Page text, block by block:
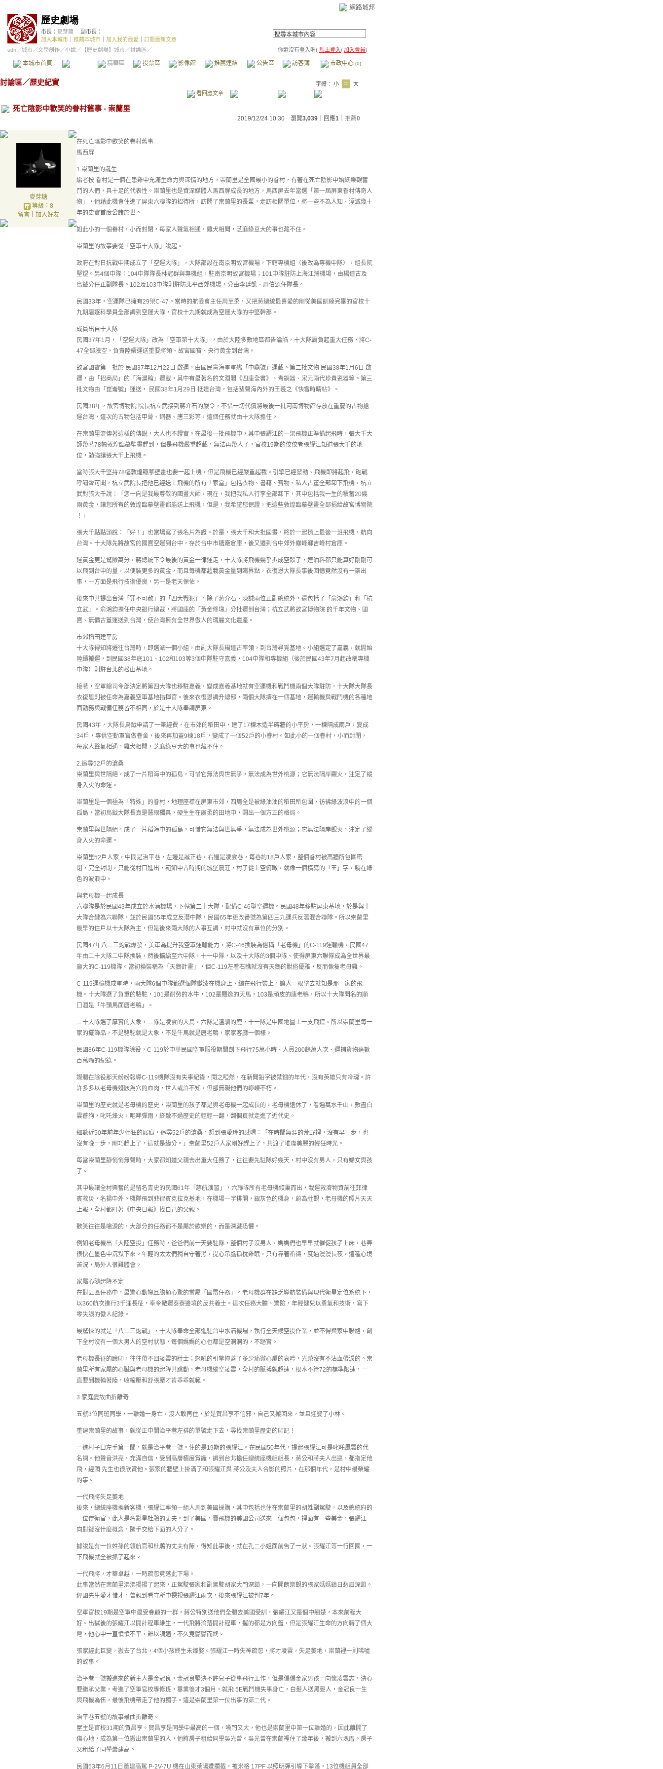
網路城邦
歷史劇場
市長： 麥芽糖
副市長：
加入本城市
推薦本城市 加入我的最愛
訂閱最新文章
udn／城市／文學創作／小說／ 【歷史劇場】城市／討論區／ 你還沒有登入喔( 馬上登入/ 加入會員)
本城市首頁 精華區 投票區 影像館 推薦連結 公告區 訪客簿 市政中心 (0)
討論區／歷史紀實 字體： 小 中
大
看回應文章
死亡陰影中歡笑的眷村舊事 - 崇蘭里
2019/12/24 10:30 瀏覽3,039 ｜回應1 推薦0
麥芽糖
等級：8
留言｜ 加入好友
在死亡陰影中歡笑的眷村舊事
馬西屏
1.崇蘭里的誕生
編者按 眷村是一個在患難中充滿生命力與深情的地方，崇蘭里是全國最小的眷村，有著在死亡陰影中始終樂觀奮
鬥的人們，具十足的代表性。崇蘭里也是資深媒體人馬西屏成長的地方，馬西屏去年當選「第一屆屏東眷村傳奇人
物」，他藉此機會住進了屏東六聯隊的招待所，訪問了崇蘭里的長輩，走訪相關單位，將一些不為人知、湮滅幾十
年的史實首度公諸於世。
如此小的一個眷村，小而封閉，每家人聲氣相通，雞犬相聞，芝麻綠豆大的事也藏不住。
崇蘭里的故事要從「空軍十大隊」說起。
政府在對日抗戰中期成立了「空運大隊」，大隊部設在南京明故宮機場，下轄專機組（後改為專機中隊），組長阮
堅煜。另4個中隊：104中隊隊長林冠群與專機組，駐南京明故宮機場；101中隊駐防上海江灣機場，由楊道古及
烏鉞分任正副隊長。102及103中隊則駐防北平西郊機場，分由李廷凱、周伯源任隊長。
民國33年，空運隊已擁有29架C-47。當時的航委會主任周至柔，又把蔣總統最喜愛的剛從美國訓練完畢的官校十
九期驅逐科學員全部調到空運大隊，官校十九期就成為空運大隊的中堅幹部。
成員出自十大隊
民國37年1月，「空運大隊」改為「空軍第十大隊」，由於大陸多數地區都告淪陷，十大隊肩負起重大任務，將C-
47全部騰空，負責陸續運送重要將領、故宮國寶、央行黃金到台灣。
故宮國寶第一批於 民國37年12月22日 啟運，由國民黨海軍軍艦「中鼎號」運載。第二批文物 民國38年1月6日 啟
運，由「招商局」的「海滬輪」運載，其中有最著名的文淵閣《四庫全書》、青銅器、宋元兩代珍貴瓷器等。第三
批文物由「崑崙號」運送， 民國38年1月29日 抵達台灣，包括蜚聲海內外的王羲之《快雪時晴帖》。
民國38年，故宮博物院 院長杭立武接到蔣介石的嚴令，不惜一切代價將最後一批河南博物館存放在重慶的古物搶
運台灣，這次的古物包括甲骨、銅器、唐三彩等，這個任務就由十大隊擔任。
在崇蘭里流傳著這樣的傳說，大人也不證實。在最後一批飛機中，其中張耀江的一架飛機正準備起飛時，張大千大
師帶著78幅敦煌臨摹壁畫趕到，但是飛機嚴重超載，無法再帶人了，官校19期的佼佼者張耀江知道張大千的地
位，勉強讓張大千上飛機。
當時張大千堅持78幅敦煌臨摹壁畫也要一起上機，但是飛機已經嚴重超載。引擎已經發動、飛機即將起飛，砲戰
呼嘯聲可聞，杭立武院長把他已經送上飛機的所有「家當」包括衣物、書籍、寶物、私人古董全部卸下飛機，杭立
武對張大千說：「您一向是我最尊敬的國畫大師，現在，我把我私人行李全部卸下，其中包括我一生的積蓄20幾
兩黃金，讓您所有的敦煌臨摹壁畫都能送上飛機，但是，我希望您保證，把這些敦煌臨摹壁畫全部捐給故宮博物院
！」
張大千點點頭說：「好！」也當場寫了張名片為證。於是，張大千和大批國畫，終於一起擠上最後一班飛機，航向
台灣。十大隊先將故宮的國寶空運到台中，存於台中市糖廠倉庫，後又遷到台中郊外霧峰鄉吉峰村倉庫。
運黃金更是驚險萬分，蔣總統下令最後的黃金一律運走，十大隊將飛機幾乎拆成空殼子，連油料都只能算好剛剛可
以飛到台中的量，以便裝更多的黃金，而且每機都超載黃金量到臨界點，衣復恩大隊長事後回憶竟然沒有一架出
事，一方面是飛行技術優良，另一是老天保佑。
後來中共提出台灣「罪不可赦」的「四大戰犯」，除了蔣介石、陳誠兩位正副總統外，還包括了「俞鴻鈞」和「杭
立武」。俞鴻鈞擔任中央銀行總裁，將國庫的「黃金條塊」分批運到台灣；杭立武將故宮博物院 的千年文物、國
寶、無價古董運送到台灣，使台灣擁有全世界傲人的瑰麗文化遺產。
市郊稻田建平房
十大隊得知將遷往台灣時，即選派一個小組，由副大隊長楊道古率領，到台灣尋覓基地。小組選定了嘉義，就開始
陸續搬運，到民國38年底101、102和103等3個中隊駐守嘉義，104中隊和專機組（後於民國43年7月起改稱專機
中隊）則駐台北的松山基地。
接著，空軍總司令部決定將第四大隊也移駐嘉義，變成嘉義基地就有空運機和戰鬥機兩個大隊駐防，十大隊大隊長
衣復恩則被任命為嘉義空軍基地指揮官。後來衣復恩調升總部，兩個大隊擠在一個基地，運輸機與戰鬥機的各種地
面勤務與戰備任務皆不相同，於是十大隊奉調屏東。
民國43年，大隊長烏鉞申請了一筆經費，在市郊的稻田中，建了17棟木造半磚牆的小平房，一棟隔成兩戶，變成
34戶，專供空勤軍官做眷舍，後來再加蓋9棟18戶，變成了一個52戶的小眷村。如此小的一個眷村，小而封閉，
每家人聲氣相通，雞犬相聞，芝麻綠豆大的事也藏不住。
2.追尋52戶的滄桑
崇蘭里與世隔絕，成了一片稻海中的孤島，可惜它無法與世無爭，無法成為世外桃源；它無法隔岸觀火，注定了縱
身入火的命運。
崇蘭里是一個極為「特殊」的眷村，地理座標在屏東市郊，四周全是被綠油油的稻田所包圍，彷彿綠波浪中的一個
孤島，當初烏鉞大隊長真是慧眼獨具，硬生生在廣柔的田地中，闢出一個方正的格局。
崇蘭里與世隔絕，成了一片稻海中的孤島，可惜它無法與世無爭，無法成為世外桃源；它無法隔岸觀火，注定了縱
身入火的命運。
崇蘭里52戶人家，中間是治平巷，左邊是誠正巷，右邊是凌雲巷，每巷約18戶人家，整個眷村被高牆所包圍密
閉，完全封閉，只能從村口進出，宛如中古時期的城堡農莊，村子從上空俯瞰，就像一個橫寫的「王」字，躺在綠
色的波浪中。
與老母機一起成長
六聯隊是於民國43年成立於水湳機場，下轄第二十大隊，配備C-46型空運機。民國48年移駐屏東基地，於是與十
大隊合隸為六聯隊，並於民國55年成立反潛中隊，民國65年更改番號為第四三九運兵反潛混合聯隊。所以崇蘭里
最早的住戶以十大隊為主，但是後來兩大隊的人事互調，村中就沒有單位的分別。
民國47年八二三炮戰爆發，美軍為提升我空軍運輸能力，將C-46換裝為俗稱「老母機」的C-119運輸機，民國47
年由二十大隊二中隊換裝，然後擴編至六中隊，十一中隊，以及十大隊的3個中隊、使得屏東六聯隊成為全世界最
龐大的C-119機隊。當初換裝稱為「天鵝計畫」，但C-119左看右瞧就沒有天鵝的脫俗優雅，反而像隻老母雞。
C-119運輸機成軍時，兩大隊6個中隊都選個隊徽漆在機身上、繡在飛行裝上，讓人一眼望去就知是那一家的飛
機。十大隊選了負重的駱駝，101是耐勞的水牛，102是飄逸的天馬，103是頑皮的唐老鴨，所以十大隊聞名的順
口溜是「牛頭馬面唐老鴨」。
二十大隊選了厚實的大象，二隊是凌雲的大鳥，六隊是溫馴的鹿，十一隊是中國地圖上一支飛鏢。所以崇蘭里每一
家的擺飾品，不是駱駝就是大象，不是牛馬就是唐老鴨，家家客廳一個樣。
民國86年C-119機隊除役，C-119於中華民國空軍服役期間創下飛行75萬小時、人員200餘萬人次、運補貨物達數
百萬噸的紀錄。
媒體在除役那天紛紛報導C-119機隊沒有失事紀錄，閱之啞然，在新聞鉛字被禁錮的年代，沒有英雄只有冷魂。許
許多多以老母機殘骸為穴的血肉，世人或許不知，但卻無礙他們的崢嶸不朽。
崇蘭里的歷史就是老母機的歷史，崇蘭里的孩子都是與老母機一起成長的，老母機退休了，看遍萬水千山，數盡白
雲蒼狗，叱吒烽火，咆哮彈雨，終敵不過歷史的輕輕一翻，翻個頁就走進了近代史。
細數近50年前年少輕狂的屐痕，追尋52戶的滄桑，想到張愛玲的感喟：「在時間無涯的荒野裡，沒有早一步，也
沒有晚一步，剛巧趕上了，這就是緣分。」崇蘭里52戶人家剛好趕上了，共渡了璀璨美麗的輕狂時光。
每當崇蘭里靜悄悄無聲時，大家都知道父親去出重大任務了，往往要先駐隊好幾天，村中沒有男人，只有婦女與孩
子。
其中最讓全村興奮的是留名青史的民國61年「慈航演習」，六聯隊所有老母機傾巢而出，載運救濟物資前往菲律
賓救災，名揚中外。機隊飛到菲律賓克拉克基地，在機場一字排開，銀灰色的機身，蔚為壯觀，老母機的照片天天
上報，全村都盯著《中央日報》找自己的父親。
歡笑往往是噙淚的，大部分的任務都不是屬於歡樂的，而是深藏恐懼。
例如老母機出「大陸空投」任務時，爸爸們前一天要駐隊，整個村子沒男人，媽媽們也早早就催促孩子上床，巷弄
很快在墨色中沉默下來。年輕的太太們獨自守著黑，提心吊膽孤枕難眠，只有靠著祈禱，度過漫漫長夜，這種心境
苦況，局外人很難體會。
家屬心隨起降不定
在對匪區任務中，最驚心動魄且膽顫心驚的當屬「國雷任務」。老母機群在缺乏導航裝備與現代衛星定位系統下，
以360航次進行3千浬長征，奉令撤運泰寮邊境的反共義士。這次任務大膽、驚險，年輕健兒以勇氣和技術，寫下
零失誤的傲人紀錄。
最驚悚的就是「八二三炮戰」，十大隊奉命全部進駐台中水湳機場，執行全天候空投作業，並不得與家中聯絡，創
下全村沒有一個大男人的空村狀態，每個媽媽的心也都是空洞洞的，不踏實。
老母機長征的蹄印，往往帶不回凌雲的壯士；怒吼的引擎掩蓋了多少痛徹心扉的哀吟，光榮沒有不沾血帶淚的。崇
蘭里所有家屬的心臟與老母機的起降共跳動，老母機縱空凌雲，全村的脈搏就超速，根本不管72的標準限速，一
直要到機輪著陸，收縮壓和舒張壓才肯乖乖就範。
3.家庭變故曲折離奇
五號3位同班同學，一離婚一身亡，沒人敢再住，於是賀昌亨不信邪，自己又搬回來，並且迎娶了小林。
重建崇蘭里的故事，就從正中間治平巷左排的單號走下去，尋找崇蘭里歷史的印記！
一進村子口左手第一間，就是治平巷一號。住的是19期的張耀江。在民國50年代，提起張耀江可是叱吒風雲的代
名詞。他聲音洪亮，充滿自信，受到高層極度賞識，調到台北擔任總統座機組組長，蔣公和蔣夫人出巡，都指定他
飛，經國 先生也很欣賞他。張家的牆壁上掛滿了和張耀江與 蔣公及夫人合影的照片，在那個年代，是村中最榮耀
的事。
一代飛將失足萎地
後來，總統座機換新客機，張耀江率領一組人馬到美國採購，其中包括也住在崇蘭里的胡姓副駕駛，以及總統府的
一位侍衛官，此人是名影星杜鵑的丈夫。到了美國，賣飛機的美國公司送來一個包包，裡面有一些美金，張耀江一
向對錢沒什麼概念，隨手交給下面的人分了。
據說是有一位姓孫的領航官和杜鵑的丈夫有隙，得知此事後，就在孔二小姐面前告了一狀。張耀江等一行回國，一
下飛機就全被抓了起來。
一代飛將，才華卓越，一時疏忽竟落此下場。
此事當然在崇蘭里沸沸揚揚了起來，正駕駛張家和副駕駛胡家大門深鎖，一向開朗樂觀的張家媽媽鎮日愁眉深鎖。
經國先生愛才惜才，曾親到看守所中探視張耀江兩次，後來張耀江被判7年。
空軍官校19期是空軍中最受眷顧的一群，蔣公特別送他們全體去美國受訓，張耀江又是個中翹楚，本來前程大
好。出獄後的張耀江以開計程車維生，一代飛將淪落開計程車，握的都是方向盤，但是張耀江生命的方向轉了個大
彎，他心中一直憤憤不平，難以調適，不久竟鬱鬱而終。
張家經此巨變，搬去了台北，4個小孩終生未嫁娶。張耀江一時失神疏忽，將才凌雲，失足萎地，崇蘭裡一則唏噓
的故事。
治平巷一號搬進來的新主人是金冠良，金冠良堅決不許兒子從事飛行工作，但是偏偏金家男孩一向懷凌雲志，決心
要繼承父業，考進了空軍官校專修班，畢業後才3個月，就飛 5E戰鬥機失事身亡，白髮人送黑髮人，金冠良一生
與飛機為伍，最後飛機帶走了他的獨子。這是崇蘭里第一位出事的第二代。
治平巷五號的故事最曲折離奇。
屋主是官校31期的賀昌亨。賀昌亨是同學中最高的一個，嗓門又大，他也是崇蘭里中第一位離婚的，因此離開了
傷心地，成為第一位搬出崇蘭里的人，他將房子租給同學吳光曾。吳光曾在崇蘭裡住了幾年後，搬到六塊厝。房子
又租給了同學蕭建高。
民國53年6月11日蕭建高駕 P-2V-7U 機在山東萊陽遭攔截，被米格 17PF 以照明彈引導下擊落，13位機組員全部